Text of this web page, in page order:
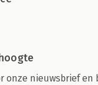
onze nieuwsbrief